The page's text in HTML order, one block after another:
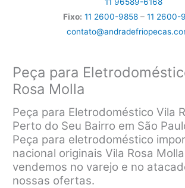
Fixo: 11 2600-9858 – 11 2600-
Peça para
Rosa Molla
Peça para Eletrodoméstico Vila
Perto do Seu Bairro em São
Peça para eletrodoméstico
nacional originais Vila Rosa
vendemos no varejo e no
nossas ofertas.